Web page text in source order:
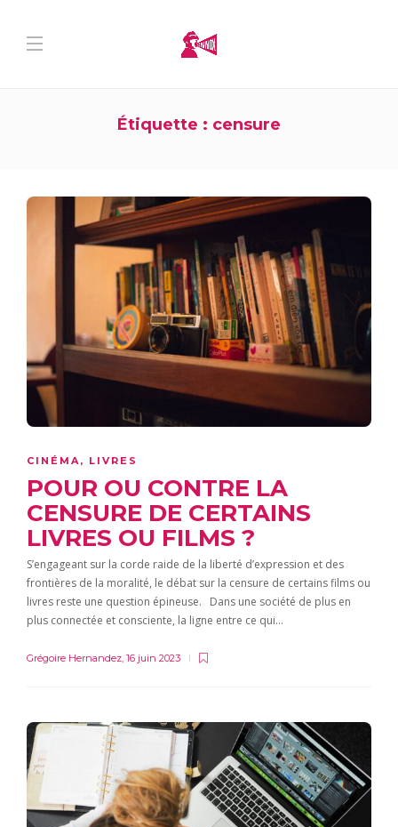
Étiquette : censure
CINÉMA , LIVRES
POUR OU CONTRE LA
CENSURE DE CERTAINS
LIVRES OU FILMS ?
S’engageant sur la corde raide de la liberté d’expression et des
frontières de la moralité, le débat sur la censure de certains films ou
livres reste une question épineuse. Dans une société de plus en
plus connectée et consciente, la ligne entre ce qui…
Grégoire Hernandez 16 juin 2023